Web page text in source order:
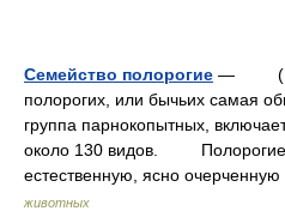
Семейство полорогие —
полорогих, или бычьих самая
группа парнокопытных,
около 130 видов. Полорогие
естественную, ясно
животных